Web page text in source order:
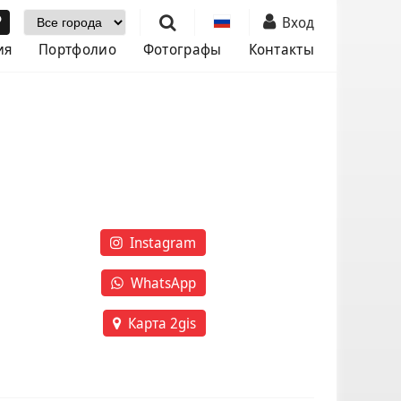
Выбор города
Вход
Портфолио Фотографы Контакты
Instagram
WhatsApp
Карта 2gis